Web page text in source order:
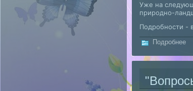
Уже на
природно-
Подробности -
Подробнее